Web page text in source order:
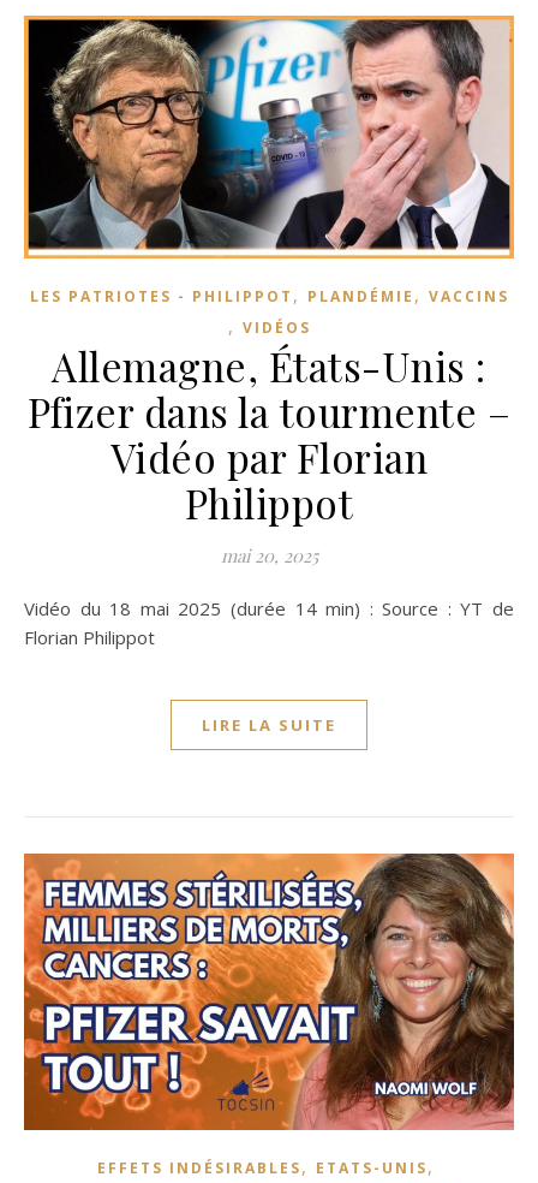
LES PATRIOTES - PHILIPPOT , PLANDÉMIE , VACCINS
, VIDÉOS
Allemagne, États-Unis :
Pfizer dans la tourmente –
Vidéo par Florian
Philippot
mai 20, 2025
Vidéo du 18 mai 2025 (durée 14 min) : Source : YT de
Florian Philippot
LIRE LA SUITE
EFFETS INDÉSIRABLES, ETATS-UNIS,